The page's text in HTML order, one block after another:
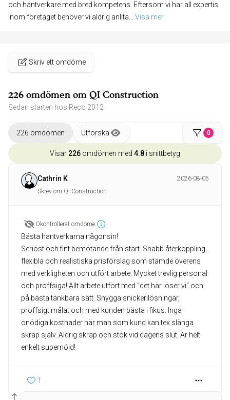
och hantverkare med bred kompetens. Eftersom vi har all expertis
inom företaget behöver vi aldrig anlita
Visa mer
Skriv ett omdöme
226 omdömen om QI Construction
Sedan starten hos Reco 2012
226 omdömen Utforska 0
Visar 226 omdömen med 4.8 i snittbetyg
Cathrin K
2026-08-05
Skrev om QI Construction
Okontrollerat omdöme
Bästa hantverkarna någonsin!
Seriöst och fint bemötande från start. Snabb återkoppling,
flexibla och realistiska prisförslag som stämde överens
med verkligheten och utfört arbete. Mycket trevlig personal
och proffsiga! Allt arbete utfört med "det här löser vi" och
på bästa tänkbara sätt. Snygga snickerilösningar,
proffsigt målat och med kunden bästa i fikus. Inga
onödiga kostnader när man som kund kan tex slänga
skräp själv. Aldrig skräp och stök vid dagens slut. Är helt
enkelt supernöjd!
1